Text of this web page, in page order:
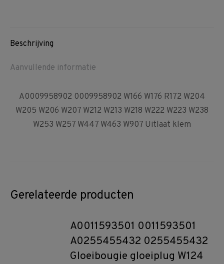
Beschrijving
Aanvullende informatie
A0009958902 0009958902 W166 W176 R172 W204
W205 W206 W207 W212 W213 W218 W222 W223 W238
W253 W257 W447 W463 W907 Uitlaat klem
Gerelateerde producten
A0011593501 0011593501
A0255455432 0255455432
Gloeibougie gloeiplug W124